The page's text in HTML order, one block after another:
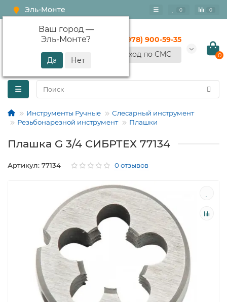
Эль-Монте
Ваш город —
Эль-Монте?
0 0
+7 (978) 900-59-35
Вход по СМС
0
Инструменты Ручные
Слесарный инструмент
Резьбонарезной инструмент
Плашки
Плашка G 3/4 СИБРТЕХ 77134
Артикул: 77134 0 отзывов